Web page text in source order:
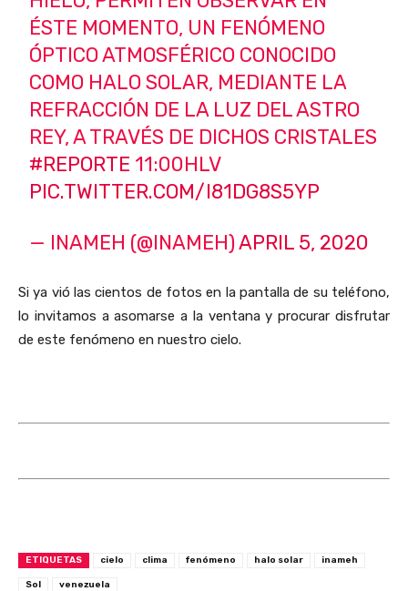
ÉSTE MOMENTO, UN FENÓMENO
ÓPTICO ATMOSFÉRICO CONOCIDO
COMO HALO SOLAR, MEDIANTE LA
REFRACCIÓN DE LA LUZ DEL ASTRO
REY, A TRAVÉS DE DICHOS CRISTALES
#REPORTE 11:00HLV
PIC.TWITTER.COM/I81DG8S5YP
— INAMEH (@INAMEH)APRIL 5, 2020
Si ya vió las cientos de fotos en la pantalla de su teléfono,
lo invitamos a asomarse a la ventana y procurar disfrutar
de este fenómeno en nuestro cielo.
ETIQUETAS cielo clima fenómeno halo solar inameh
Sol venezuela